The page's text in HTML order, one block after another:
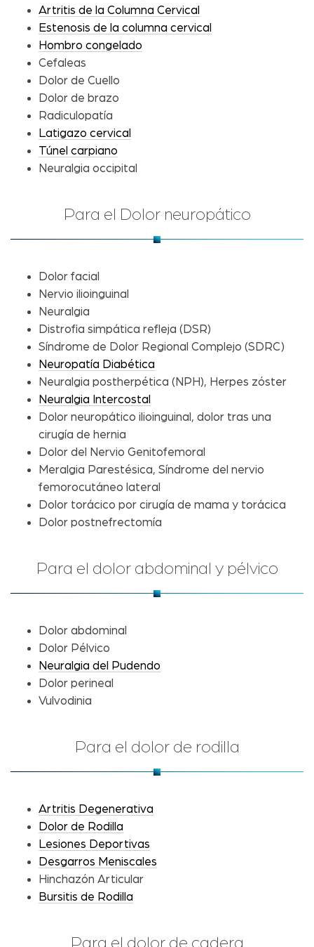
Artritis de la Columna Cervical
Estenosis de la columna cervical
Hombro congelado
Cefaleas
Dolor de Cuello
Dolor de brazo
Radiculopatía
Latigazo cervical
Túnel carpiano
Neuralgia occipital
Para el Dolor neuropático
Dolor facial
Nervio ilioinguinal
Neuralgia
Distrofia simpática refleja (DSR)
Síndrome de Dolor Regional Complejo (SDRC)
Neuropatía Diabética
Neuralgia postherpética (NPH), Herpes zóster
Neuralgia Intercostal
Dolor neuropático ilioinguinal, dolor tras una
cirugía de hernia
Dolor del Nervio Genitofemoral
Meralgia Parestésica, Síndrome del nervio
femorocutáneo lateral
Dolor torácico por cirugía de mama y torácica
Dolor postnefrectomía
Para el dolor abdominal y pélvico
Dolor abdominal
Dolor Pélvico
Neuralgia del Pudendo
Dolor perineal
Vulvodinia
Para el dolor de rodilla
Artritis Degenerativa
Dolor de Rodilla
Lesiones Deportivas
Desgarros Meniscales
Hinchazón Articular
Bursitis de Rodilla
Para el dolor de cadera